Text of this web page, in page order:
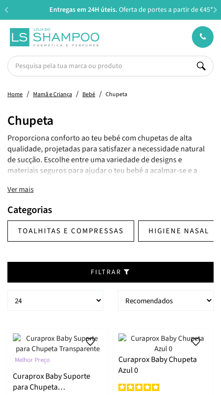
Entregas em 24H úteis.Oferta de portes a partir de €45*
Home Mamã e Criança Bebé Chupeta
Chupeta
Proporciona conforto ao teu bebé com chupetas de alta
qualidade, projetadas para satisfazer a necessidade natural
de sucção. Escolhe entre uma variedade de designs e
materiais seguros para ajudar o teu bebé a acalmar-se e a
Ver mais
Categorias
TOALHITAS E COMPRESSAS HIGIENE NASAL
FILTRAR
Melhor Preço
Curaprox Baby Suporte
para Chupeta
Curaprox Baby Chupeta
Azul 0